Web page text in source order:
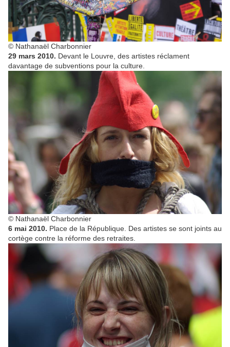
© Nathanaël Charbonnier
29 mars 2010. Devant le Louvre, des artistes réclament
davantage de subventions pour la culture.
© Nathanaël Charbonnier
6 mai 2010. Place de la République. Des artistes se sont joints au
cortège contre la réforme des retraites.